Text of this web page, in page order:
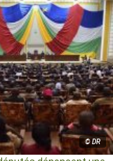
© DR